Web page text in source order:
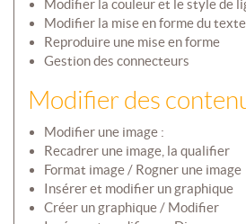
Modifier la couleur et le style de
Modifier la mise en forme du texte
Reproduire une mise en forme
Gestion des connecteurs
Modifier des
Modifier une image :
Recadrer une image, la qualifier
Format image / Rogner une image
Insérer et modifier un graphique
Créer un graphique / Modifier